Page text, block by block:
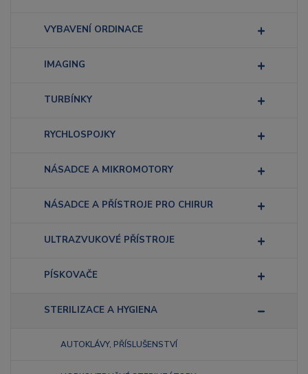
VYBAVENÍ ORDINACE
IMAGING
TURBÍNKY
RYCHLOSPOJKY
NÁSADCE A MIKROMOTORY
NÁSADCE A PŘÍSTROJE PRO CHIRUR
ULTRAZVUKOVÉ PŘÍSTROJE
PÍSKOVAČE
STERILIZACE A HYGIENA
AUTOKLÁVY, PŘÍSLUŠENSTVÍ